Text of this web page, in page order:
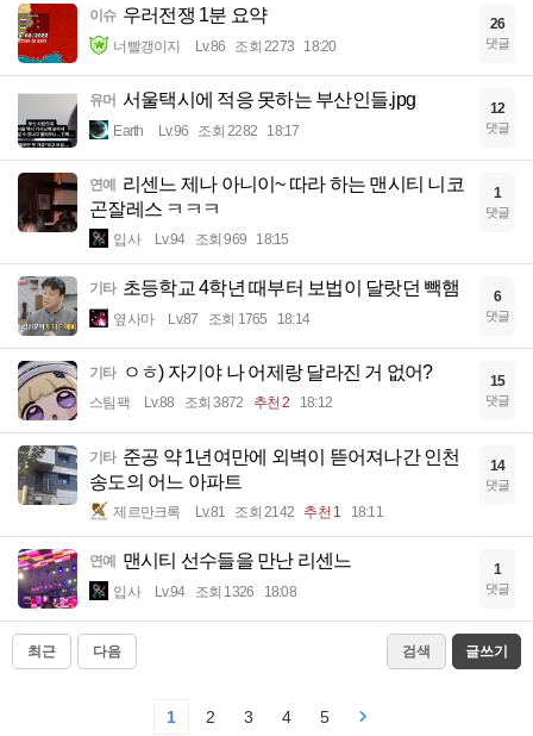
이슈 우러전쟁 1분 요약
너빨갱이지 Lv.86 조회 2273 18:20
26
댓글
유머 서울택시에 적응 못하는 부산인들.jpg
Earth Lv.96 조회 2282 18:17
12
댓글
연예
리센느 제나 아니이~ 따라 하는 맨시티 니코
곤잘레스 ㅋㅋㅋ
입사 Lv.94 조회 969 18:15
1
댓글
기타 초등학교 4학년 때부터 보법이 달랏던 빽햄
옆사마 Lv.87 조회 1765 18:14
6
댓글
기타 ㅇㅎ) 자기야 나 어제랑 달라진 거 없어?
스팀팩 Lv.88 조회 3872 추천 2 18:12
15
댓글
기타 준공 약 1년여만에 외벽이 뜯어져나간 인천
송도의 어느 아파트
제르만크록 Lv.81 조회 2142 추천 1 18:11
14
댓글
연예 맨시티 선수들을 만난 리센느
입사 Lv.94 조회 1326 18:08
1
댓글
최근 다음 검색 글쓰기
1 2 3 4 5